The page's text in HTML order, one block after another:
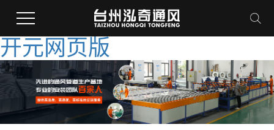
开元网页版